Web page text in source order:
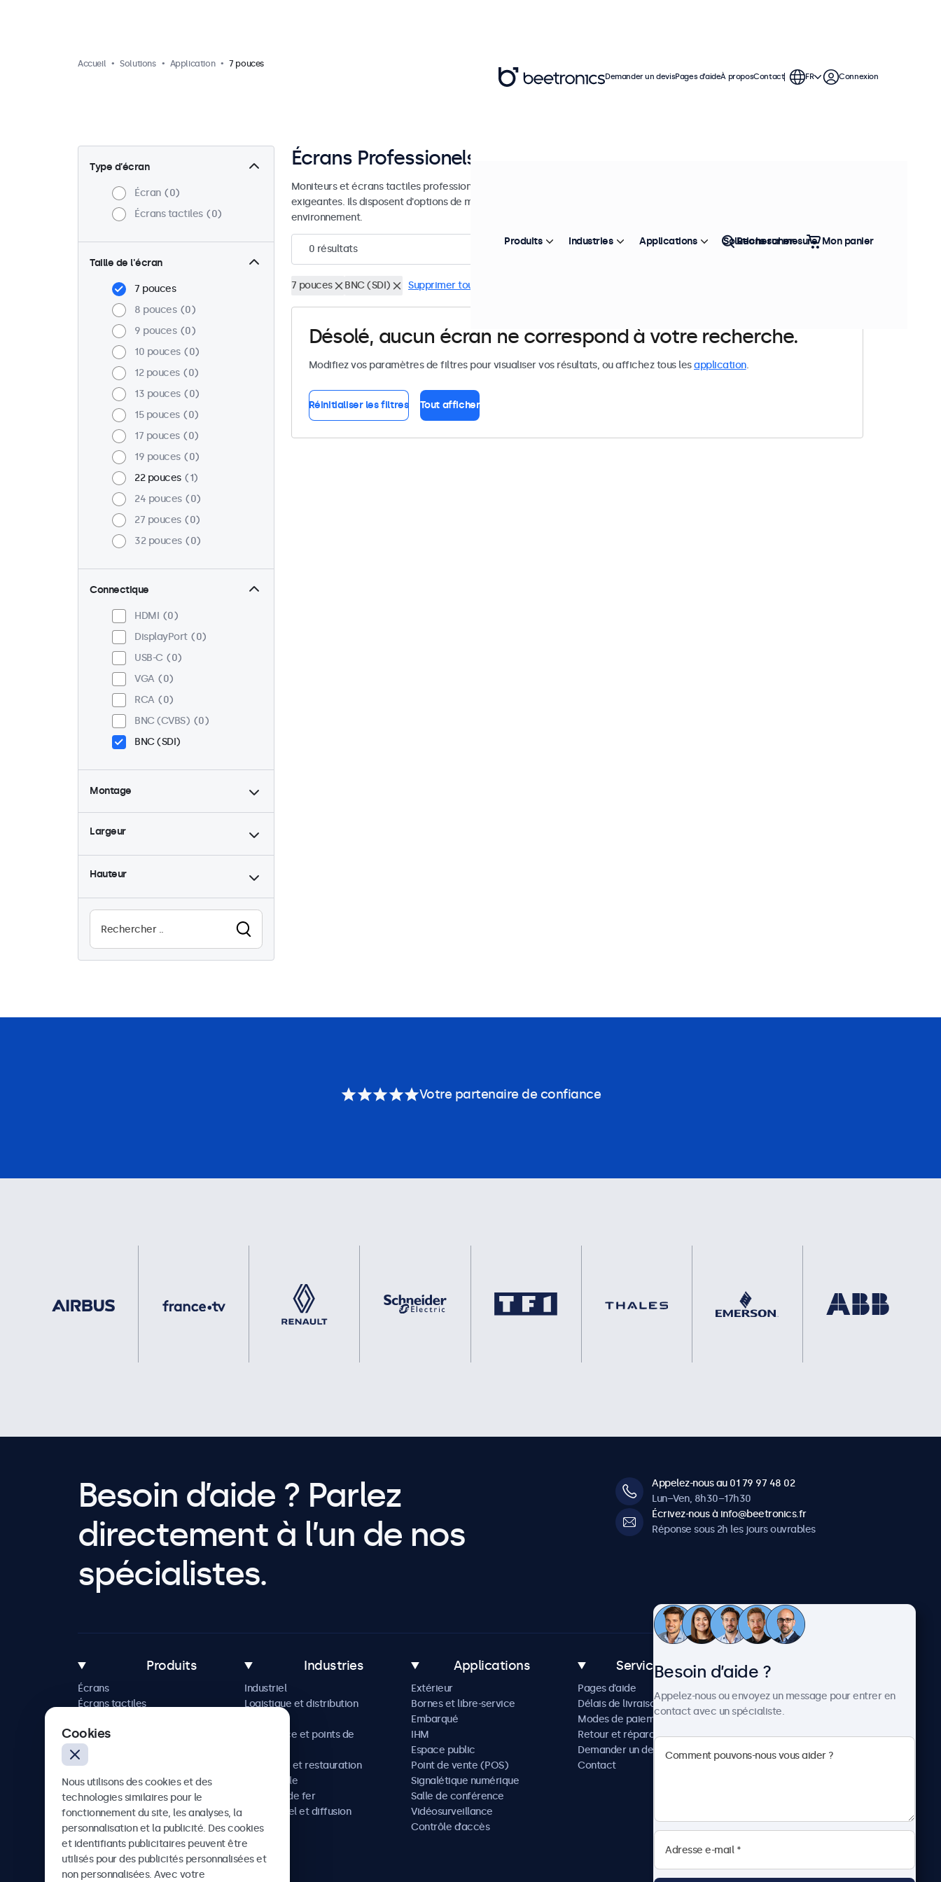
Accueil Solutions Application 7 pouces
Type d’écran
Écran
0
Écrans tactiles
0
Taille de l'écran
7 pouces
8 pouces
0
9 pouces
0
10 pouces
0
12 pouces
0
13 pouces
0
15 pouces
0
17 pouces
0
19 pouces
0
22 pouces
1
24 pouces
0
27 pouces
0
32 pouces
0
Connectique
HDMI
0
DisplayPort
0
USB-C
0
VGA
0
RCA
0
BNC (CVBS)
0
BNC (SDI)
Montage
Bureau
0
Panel mount
0
Montage en rack
0
Largeur
Hauteur
Écrans Professionels de 7 à 27 pouces
Moniteurs et écrans tactiles professionnels conçus pour une utilisation continue dans des applications
exigeantes. Ils disposent d'options de montage polyvalentes pour une intégration facile dans n'importe quel
environnement.
0 résultats Top vente
7 pouces BNC (SDI) Supprimer tous les filtres
Désolé, aucun écran ne correspond à votre recherche.
Modifiez vos paramètres de filtres pour visualiser vos résultats, ou affichez tous lesapplication.
Réinitialiser les filtres Tout afficher
Demander un devisPages d’aideÀ proposContact FR Connexion
Produits Industries Applications Solutions sur mesure
Rechercher Mon panier
Votre partenaire de confiance
Besoin d’aide ? Parlez
directement à l’un de nos
spécialistes.
Appelez-nous au 01 79 97 48 02
Lun–Ven, 8h30–17h30
Écrivez-nous à info@beetronics.fr
Réponse sous 2h les jours ouvrables
Produits
Écrans
Écrans tactiles
Solutions sur mesure
Industries
Industriel
Logistique et distribution
Commerce et points de
Hôtellerie et restauration
Automobile
Chemins de fer
Audiovisuel et diffusion
Santé
Applications
Extérieur
Bornes et libre-service
Embarqué
IHM
Espace public
Point de vente (POS)
Signalétique numérique
Salle de conférence
Vidéosurveillance
Contrôle d’accès
Service client
Pages d’aide
Délais de livraison
Modes de paiement
Retour et réparation
Demander un devis
Contact
Actualités et mises à jour
Carrière
Conditions de vente
Besoin d’aide ?
Appelez-nous ou envoyez un message pour entrer en
contact avec un spécialiste.
Cookies
Nous utilisons des cookies et des
technologies similaires pour le
fonctionnement du site, les analyses, la
personnalisation et la publicité. Des cookies
et identifiants publicitaires peuvent être
utilisés pour des publicités personnalisées et
non personnalisées. Avec votre